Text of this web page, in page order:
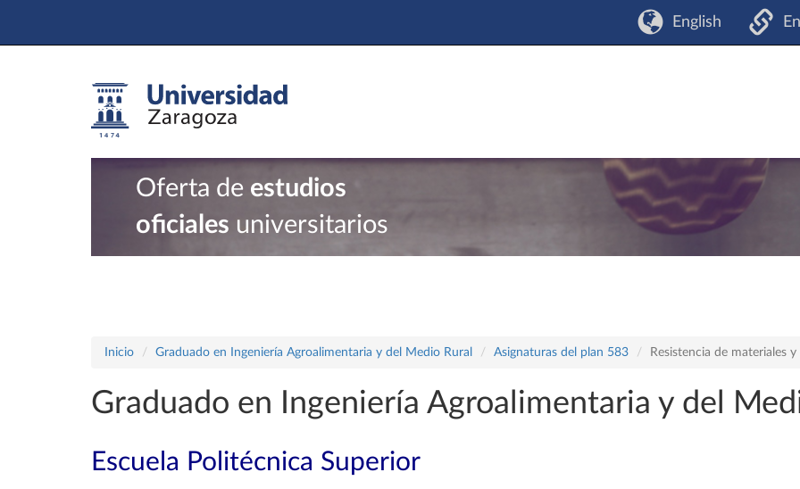
English
Oferta de estudios
oficiales universitarios
Inicio Graduado en Ingeniería Agroalimentaria y del Medio Rural Asignaturas del plan 583 Resistencia de materiales
Graduado en Ingeniería Agroalimentaria y del
Escuela Politécnica Superior